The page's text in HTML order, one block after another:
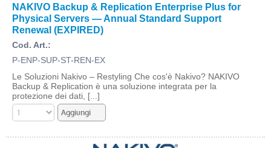
NAKIVO Backup & Replication Enterprise Plus for
Physical Servers — Annual Standard Support
Renewal (EXPIRED)
Cod. Art.:
P-ENP-SUP-ST-REN-EX
Le Soluzioni Nakivo – Restyling Che cos'è Nakivo? NAKIVO
Backup & Replication è una soluzione integrata per la
protezione dei dati, [...]